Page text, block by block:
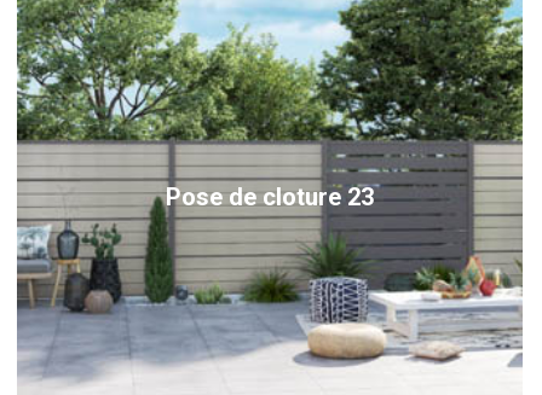
Pose de cloture 23